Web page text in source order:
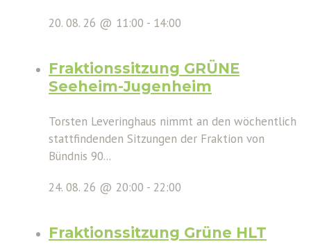
20. 08. 26 @ 11:00 - 14:00
Fraktionssitzung GRÜNE
Seeheim-Jugenheim
Torsten Leveringhaus nimmt an den wöchentlich
stattfindenden Sitzungen der Fraktion von
Bündnis 90...
24. 08. 26 @ 20:00 - 22:00
Fraktionssitzung Grüne HLT